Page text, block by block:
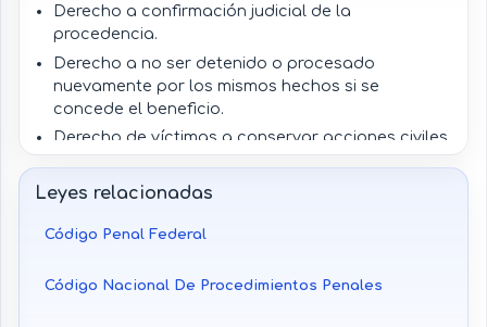
Derecho a confirmación judicial de la
procedencia.
Derecho a no ser detenido o procesado
nuevamente por los mismos hechos si se
concede el beneficio.
Derecho de víctimas a conservar acciones civiles
y derechos conforme a legislación aplicable.
Derecho a que la amnistía no borre obligaciones
Leyes relacionadas
Código Penal Federal
Código Nacional De Procedimientos Penales